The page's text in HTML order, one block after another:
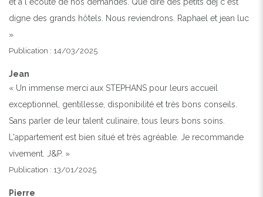
digne des grands hôtels. Nous reviendrons. Raphael et jean luc
»
Publication : 14/03/2025
Jean
« Un immense merci aux STEPHANS pour leurs accueil
exceptionnel, gentillesse, disponibilité et très bons conseils.
Sans parler de leur talent culinaire, tous leurs bons soins.
L'appartement est bien situé et très agréable. Je recommande
vivement. J&P. »
Publication : 13/01/2025
Pierre